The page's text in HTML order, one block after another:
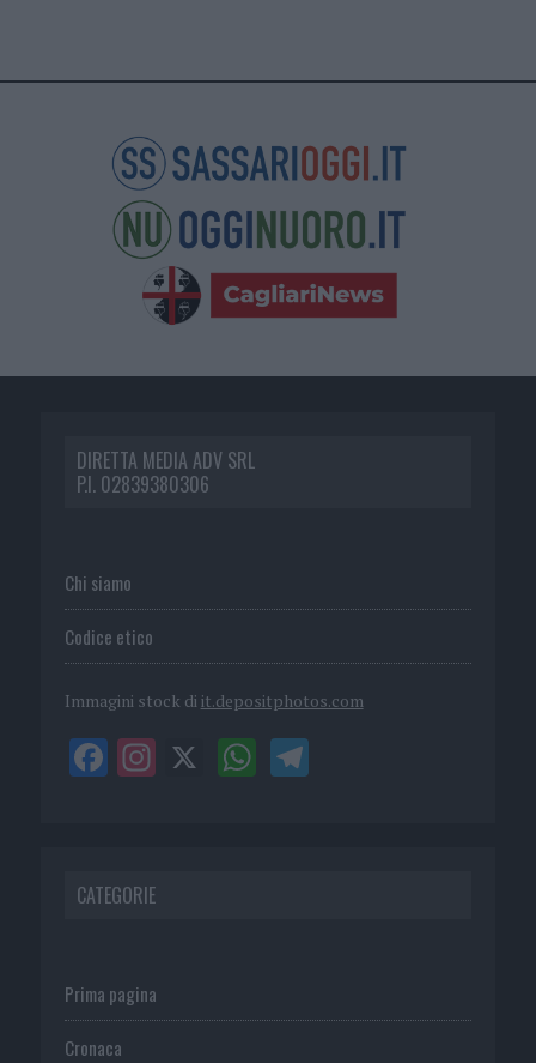
DIRETTA MEDIA ADV SRL
P.I. 02839380306
Chi siamo
Codice etico
Immagini stock di it.depositphotos.com
CATEGORIE
Prima pagina
Cronaca